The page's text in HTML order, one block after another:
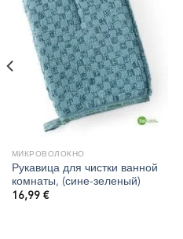
МИКРОВОЛОКНО
Рукавица для чистки ванной
комнаты, (сине-зеленый)
16,99 €